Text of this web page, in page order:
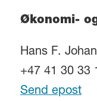
Økonomi-
Hans F.
+47 41 30 33
Send epost